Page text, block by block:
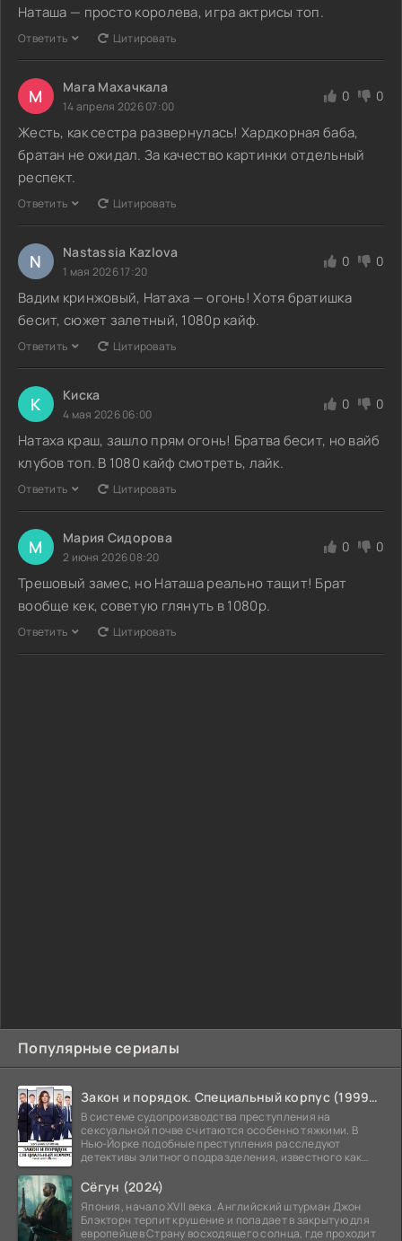
Популярные сериалы
Закон и порядок. Специальный корпус (1999-2026)
В системе судопроизводства преступления на
сексуальной почве считаются особенно тяжкими. В
Нью-Йорке подобные преступления расследуют
детективы элитного подразделения, известного как
Сёгун (2024)
Япония, начало XVII века. Английский штурман Джон
Блэкторн терпит крушение и попадает в закрытую для
европейцев Страну восходящего солнца, где проходит
Наташа — просто королева, игра актрисы топ.
Ответить Цитировать
М Мага Махачкала
14 апреля 2026 07:00
0 0
Жесть, как сестра развернулась! Хардкорная баба,
братан не ожидал. За качество картинки отдельный
респект.
Ответить Цитировать
N Nastassia Kazlova
1 мая 2026 17:20
0 0
Вадим кринжовый, Натаха — огонь! Хотя братишка
бесит, сюжет залетный, 1080p кайф.
Ответить Цитировать
К Киска
4 мая 2026 06:00
0 0
Натаха краш, зашло прям огонь! Братва бесит, но вайб
клубов топ. В 1080 кайф смотреть, лайк.
Ответить Цитировать
М Мария Сидорова
2 июня 2026 08:20
0 0
Трешовый замес, но Наташа реально тащит! Брат
вообще кек, советую глянуть в 1080p.
Ответить Цитировать